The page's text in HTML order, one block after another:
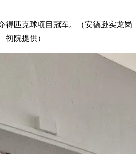
得匹克球项目冠军。（安德逊实龙岗
初院提供）